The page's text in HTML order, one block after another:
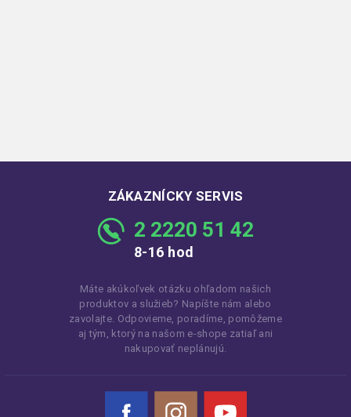
ZÁKAZNÍCKY SERVIS
2 2220 51 42
8-16 hod
Máte akúkoľvek otázku ohľadom našich
produktov a služieb? Napíšte nám alebo
zavolajte. Odpovieme, poradíme, pomôžeme
aj tým, ktorý na našom e-shope zatiaľ ani
nakupovať neplánujú.
Facebook Instagram YouTube